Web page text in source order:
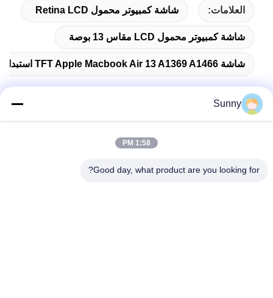
العلامات: شاشة كمبيوتر محمول Retina LCD
شاشة كمبيوتر محمول LCD مقاس 13 بوصة
شاشة TFT Apple Macbook Air 13 A1369 A1466 استبدال شاشة الكمبيوتر المحمول LED LCD
العنوان
Sunny
1:58 PM
Good day, what product are you looking for?